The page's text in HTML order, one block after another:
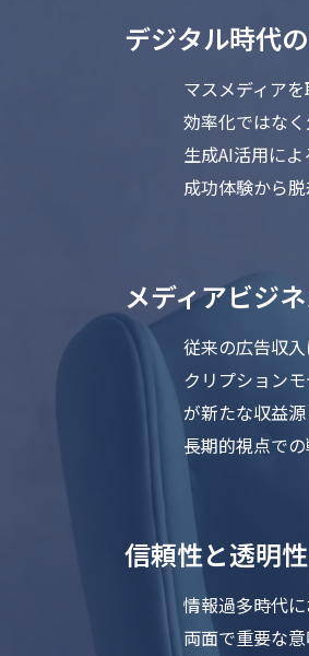
デジタル時代
マスメディア
効率化ではな
生成AI活用に
成功体験から
メディアビジ
従来の広告収
クリプション
が新たな収益
長期的視点で
信頼性と透明
情報過多時代
両面で重要な